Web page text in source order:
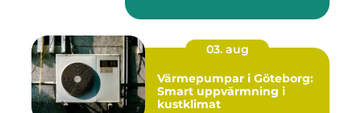
03. aug
Värmepumpar i Göteborg:
Smart uppvärmning i
kustklimat